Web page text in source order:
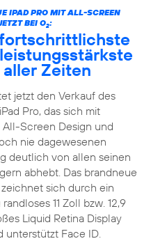
IPAD PRO MIT ALL-SCREEN
BEI O2:
aller Zeiten
jetzt den Verkauf des
Pro, das sich mit
All-Screen Design und
nie dagewesenen
deutlich von allen seinen
abhebt. Das brandneue
sich durch ein
11 Zoll bzw. 12,9
Liquid Retina Display
unterstützt Face ID.